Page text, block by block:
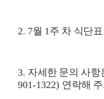
2. 7월 1주 차 식단표
3. 자세한 문의 사항
901-1322) 연락해